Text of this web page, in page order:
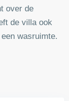
over de
de villa ook
wasruimte.